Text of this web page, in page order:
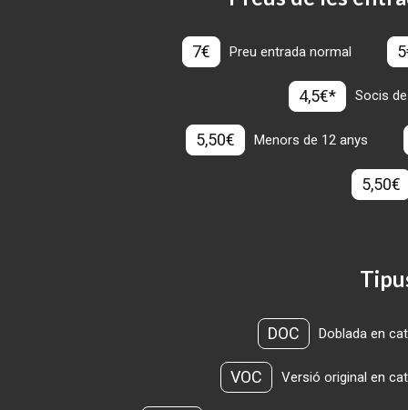
7€ Preu entrada normal
4,5€* Socis
5,50€ Menors de 12 anys
5,50€
DOC Doblada en
VOC Versió original en